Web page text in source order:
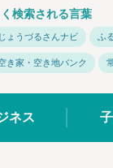
く検索される言葉
じょうづるさんナビ ふ
き家・空き地バンク
ネス